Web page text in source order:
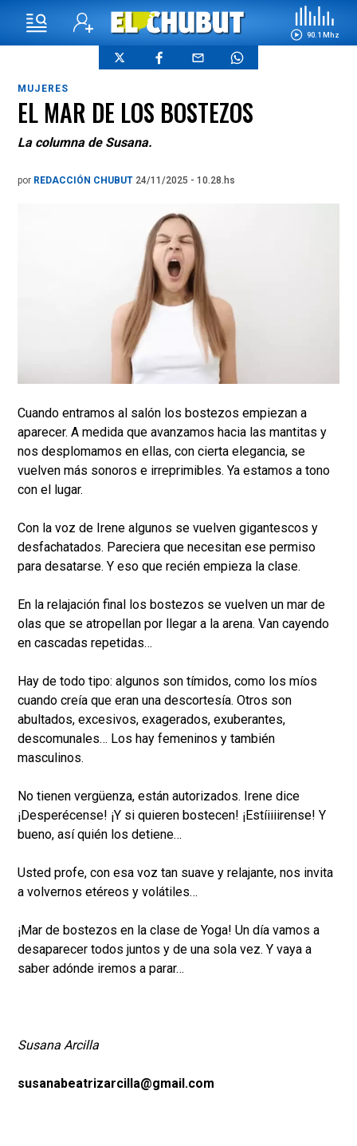
90.1 Mhz
MUJERES
EL MAR DE LOS BOSTEZOS
La columna de Susana.
por REDACCIÓN CHUBUT 24/11/2025 - 10.28.hs
Cuando entramos al salón los bostezos empiezan a
aparecer. A medida que avanzamos hacia las mantitas y
nos desplomamos en ellas, con cierta elegancia, se
vuelven más sonoros e irreprimibles. Ya estamos a tono
con el lugar.
Con la voz de Irene algunos se vuelven gigantescos y
desfachatados. Pareciera que necesitan ese permiso
para desatarse. Y eso que recién empieza la clase.
En la relajación final los bostezos se vuelven un mar de
olas que se atropellan por llegar a la arena. Van cayendo
en cascadas repetidas…
Hay de todo tipo: algunos son tímidos, como los míos
cuando creía que eran una descortesía. Otros son
abultados, excesivos, exagerados, exuberantes,
descomunales… Los hay femeninos y también
masculinos.
No tienen vergüenza, están autorizados. Irene dice
¡Desperécense! ¡Y si quieren bostecen! ¡Estíiiiirense! Y
bueno, así quién los detiene…
Usted profe, con esa voz tan suave y relajante, nos invita
a volvernos etéreos y volátiles…
¡Mar de bostezos en la clase de Yoga! Un día vamos a
desaparecer todos juntos y de una sola vez. Y vaya a
saber adónde iremos a parar…
Susana Arcilla
susanabeatrizarcilla@gmail.com